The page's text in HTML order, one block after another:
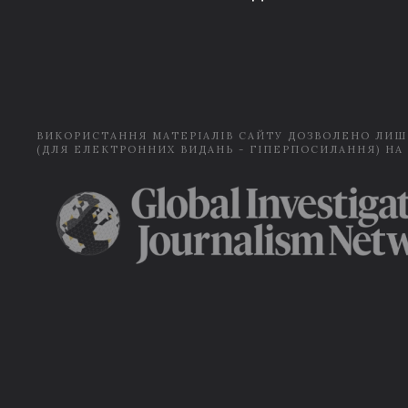
ВИКОРИСТАННЯ МАТЕРІАЛІВ САЙТУ ДОЗВОЛЕНО
(ДЛЯ ЕЛЕКТРОННИХ ВИДАНЬ - ГІПЕРПОСИЛАННЯ) НА